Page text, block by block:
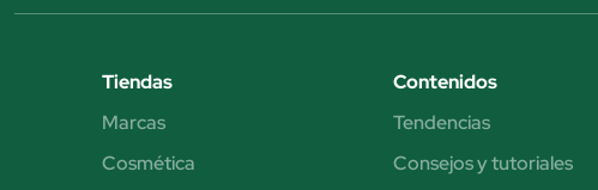
Tiendas
Marcas
Cosmética
Contenidos
Tendencias
Consejos y tutoriales